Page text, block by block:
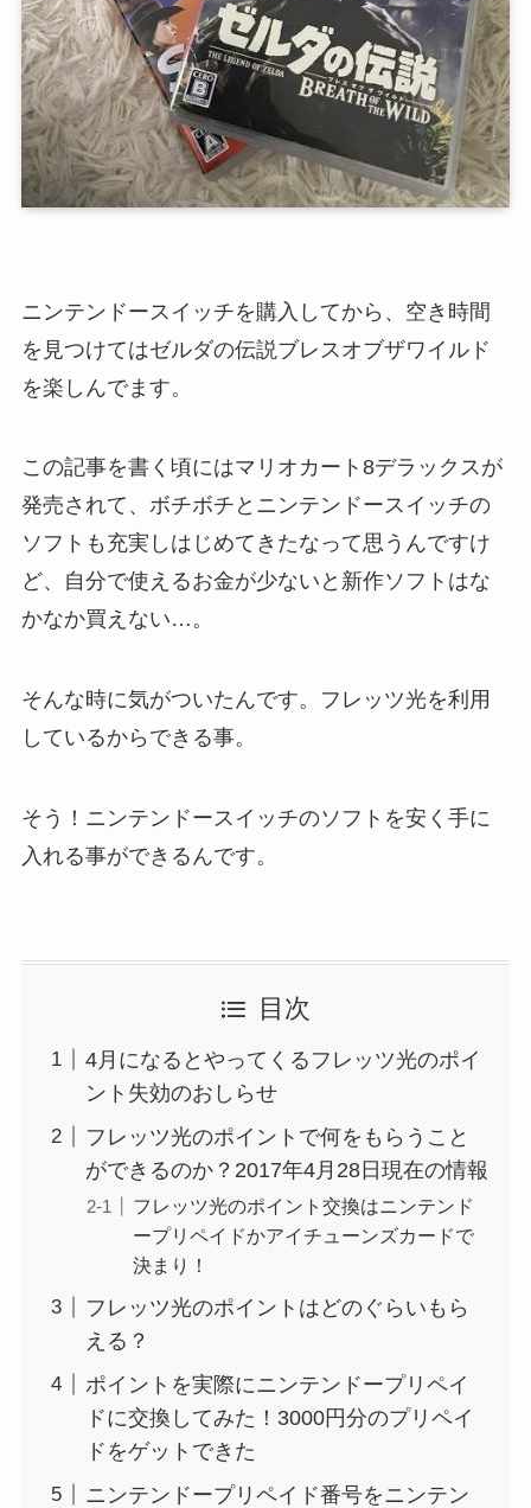
ニンテンドースイッチを購入してから、空き時間
を見つけてはゼルダの伝説ブレスオブザワイルド
を楽しんでます。
この記事を書く頃にはマリオカート8デラックスが
発売されて、ボチボチとニンテンドースイッチの
ソフトも充実しはじめてきたなって思うんですけ
ど、自分で使えるお金が少ないと新作ソフトはな
かなか買えない…。
そんな時に気がついたんです。フレッツ光を利用
しているからできる事。
そう！ニンテンドースイッチのソフトを安く手に
入れる事ができるんです。
目次
4月になるとやってくるフレッツ光のポイ
ント失効のおしらせ
フレッツ光のポイントで何をもらうこと
ができるのか？2017年4月28日現在の情報
フレッツ光のポイント交換はニンテンド
ープリペイドかアイチューンズカードで
決まり！
フレッツ光のポイントはどのぐらいもら
える？
ポイントを実際にニンテンドープリペイ
ドに交換してみた！3000円分のプリペイ
ドをゲットできた
ニンテンドープリペイド番号をニンテン